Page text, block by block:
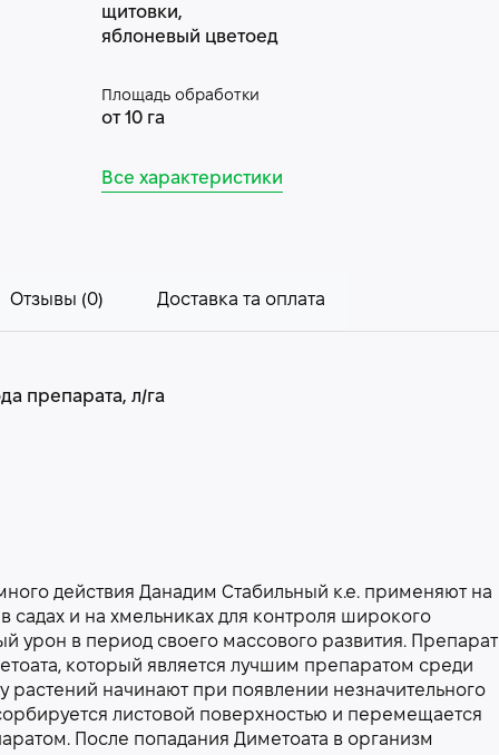
щитовки,
яблоневый цветоед
Площадь обработки
от 10 га
Все характеристики
Отзывы (0) Доставка та оплата
препарата, л/га
действия Данадим Стабильный к.е. применяют на
садах и на хмельниках для контроля широкого
урон в период своего массового развития. Препарат
который является лучшим препаратом среди
начинают при появлении незначительного
листовой поверхностью и перемещается
После попадания Диметоата в организм